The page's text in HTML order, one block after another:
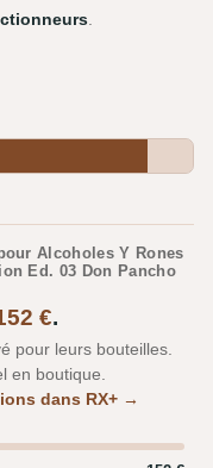
.
Alcoholes Y Rones
Ed. 03 Don Pancho
€.
pour leurs bouteilles.
en boutique.
dans RX+ →